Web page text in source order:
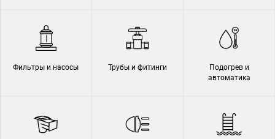
Фильтры и насосы Трубы и фитинги
Подогрев и
автоматика